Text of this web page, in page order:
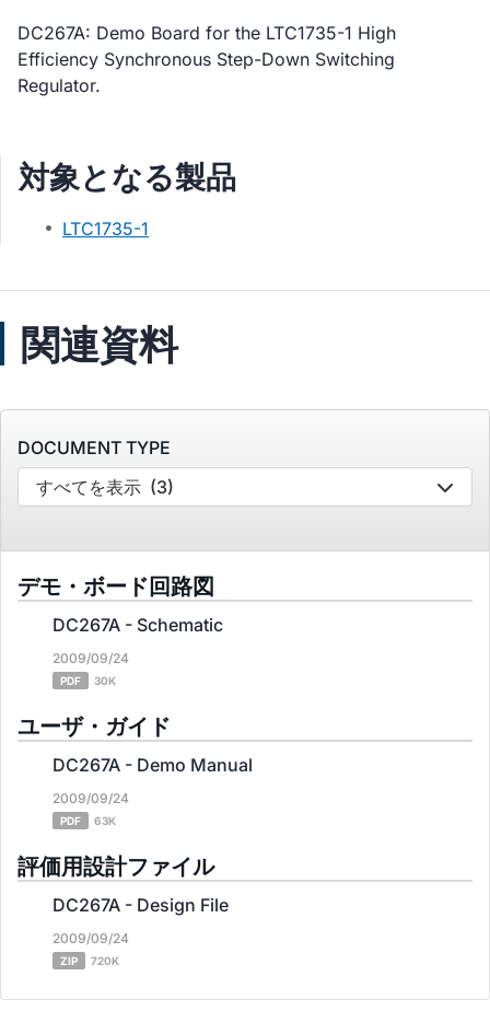
DC267A: Demo Board for the LTC1735-1 High
Efficiency Synchronous Step-Down Switching
Regulator.
対象となる製品
LTC1735-1
関連資料
DOCUMENT TYPE
すべてを表示 (3)
デモ・ボード回路図
DC267A - Schematic
2009/09/24
PDF 30K
ユーザ・ガイド
DC267A - Demo Manual
2009/09/24
PDF 63K
評価用設計ファイル
DC267A - Design File
2009/09/24
ZIP 720K